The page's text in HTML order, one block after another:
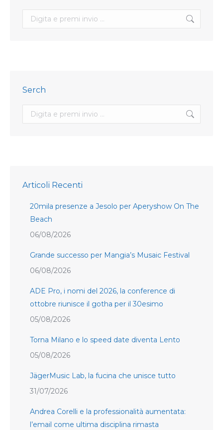
Search:
Serch
Search:
Articoli Recenti
20mila presenze a Jesolo per Aperyshow On The
Beach
06/08/2026
Grande successo per Mangia’s Musaic Festival
06/08/2026
ADE Pro, i nomi del 2026, la conference di
ottobre riunisce il gotha per il 30esimo
05/08/2026
Torna Milano e lo speed date diventa Lento
05/08/2026
JägerMusic Lab, la fucina che unisce tutto
31/07/2026
Andrea Corelli e la professionalità aumentata:
l’email come ultima disciplina rimasta